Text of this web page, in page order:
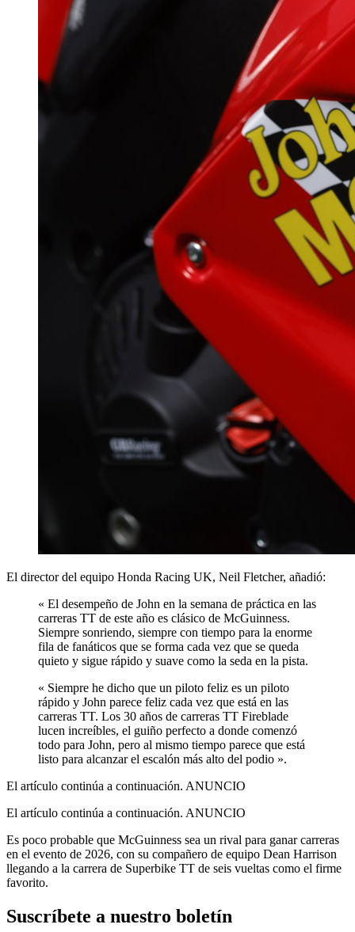
El director del equipo Honda Racing UK, Neil Fletcher, añadió:
« El desempeño de John en la semana de práctica en las
carreras TT de este año es clásico de McGuinness.
Siempre sonriendo, siempre con tiempo para la enorme
fila de fanáticos que se forma cada vez que se queda
quieto y sigue rápido y suave como la seda en la pista.
« Siempre he dicho que un piloto feliz es un piloto
rápido y John parece feliz cada vez que está en las
carreras TT. Los 30 años de carreras TT Fireblade
lucen increíbles, el guiño perfecto a donde comenzó
todo para John, pero al mismo tiempo parece que está
listo para alcanzar el escalón más alto del podio ».
El artículo continúa a continuación. ANUNCIO
El artículo continúa a continuación. ANUNCIO
Es poco probable que McGuinness sea un rival para ganar carreras
en el evento de 2026, con su compañero de equipo Dean Harrison
llegando a la carrera de Superbike TT de seis vueltas como el firme
favorito.
Suscríbete a nuestro boletín